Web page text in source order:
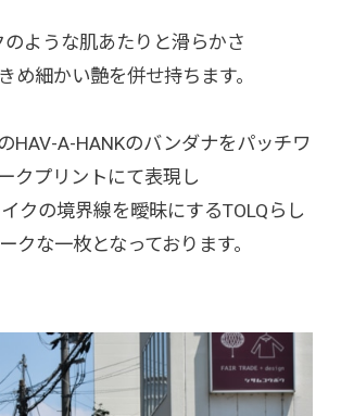
のような肌あたりと滑らかさ
め細かい艶を併せ持ちます。
HAV-A-HANKのバンダナをパッチワ
ークプリントにて表現し
クの境界線を曖昧にするTOLQらし
クな一枚となっております。